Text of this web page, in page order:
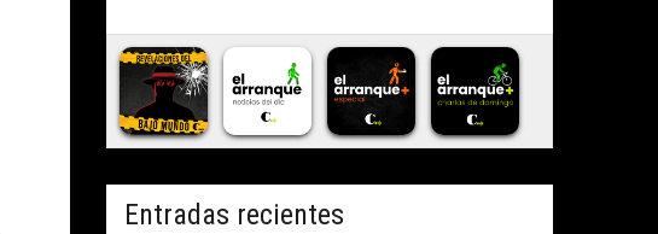
Entradas recientes